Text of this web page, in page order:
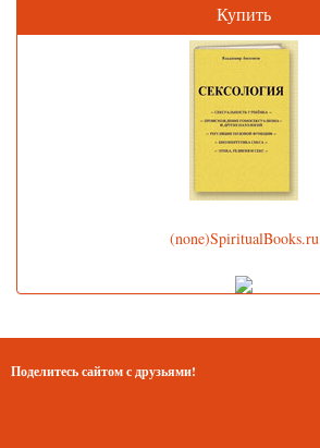
Купить
(none)SpiritualBooks.ru
Поделитесь сайтом с друзьями!